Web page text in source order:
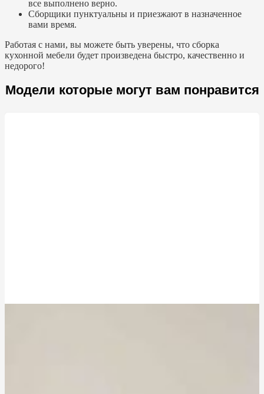
все выполнено верно.
Сборщики пунктуальны и приезжают в назначенное
вами время.
Работая с нами, вы можете быть уверены, что сборка
кухонной мебели будет произведена быстро, качественно и
недорого!
Модели которые могут вам понравится